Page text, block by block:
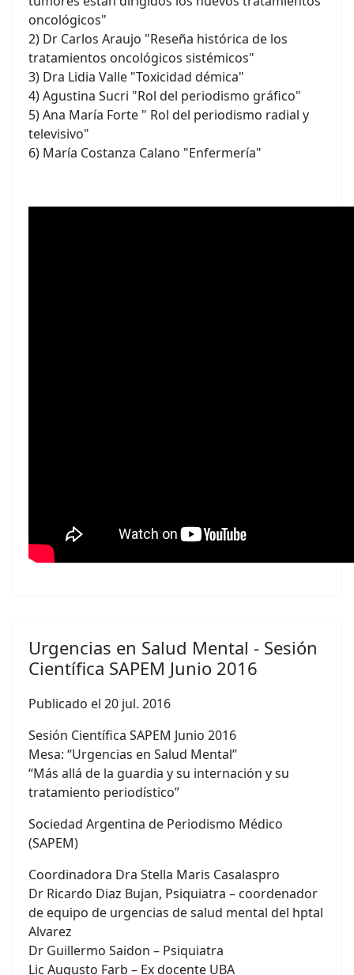
oncológicos"
2) Dr Carlos Araujo "Reseña histórica de los
tratamientos oncológicos sistémicos"
3) Dra Lidia Valle "Toxicidad démica"
4) Agustina Sucri "Rol del periodismo gráfico"
5) Ana María Forte " Rol del periodismo radial y
televisivo"
6) María Costanza Calano "Enfermería"
Urgencias en Salud Mental - Sesión
Científica SAPEM Junio 2016
Publicado el 20 jul. 2016
Sesión Científica SAPEM Junio 2016
Mesa: “Urgencias en Salud Mental”
“Más allá de la guardia y su internación y su
tratamiento periodístico”
Sociedad Argentina de Periodismo Médico
(SAPEM)
Coordinadora Dra Stella Maris Casalaspro
Dr Ricardo Diaz Bujan, Psiquiatra – coordenador
de equipo de urgencias de salud mental del hptal
Alvarez
Dr Guillermo Saidon – Psiquiatra
Lic Augusto Farb – Ex docente UBA